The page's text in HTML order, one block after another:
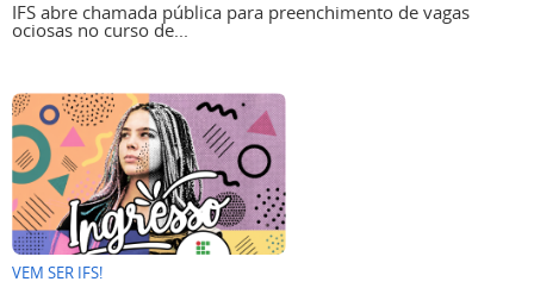
IFS abre chamada pública para preenchimento de vagas
ociosas no curso de...
VEM SER IFS!